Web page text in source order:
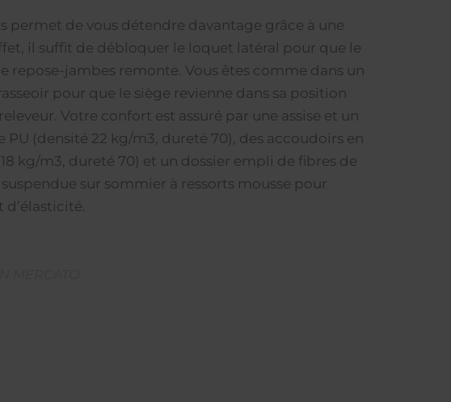
permet de vous détendre davantage grâce à une
il suffit de débloquer le loquet latéral pour que le
repose-jambes remonte. Vous êtes comme dans un
pour que le siège revienne dans sa position
Votre confort est assuré par une assise et un
PU (densité 22 kg/m3, dureté 70), des accoudoirs en
kg/m3, dureté 70) et un dossier empli de fibres de
sur sommier à ressorts mousse pour